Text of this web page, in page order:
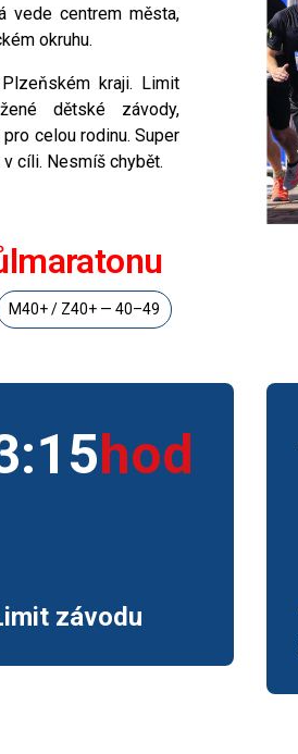
vede centrem města,
okruhu.
kraji. Limit
dětské závody,
celou rodinu. Super
cíli. Nesmíš chybět.
M40+ / Z40+ — 40–49
závodu